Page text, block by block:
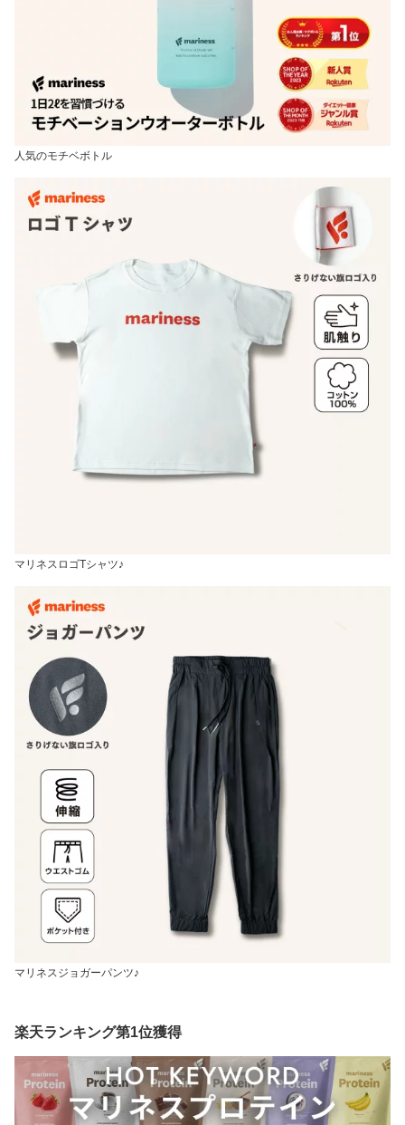
人気のモチベボトル
マリネスロゴTシャツ♪
マリネスジョガーパンツ♪
楽天ランキング第1位獲得